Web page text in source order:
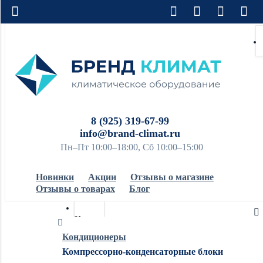
8 (925) 319-67-99
info@brand-climat.ru
Пн–Пт 10:00–18:00, Сб 10:00–15:00
Новинки Акции
Отзывы о магазине
Отзывы о товарах
Блог
Кондиционеры
Обогреватели
Кондиционеры
Компрессорно-конденсаторные блоки